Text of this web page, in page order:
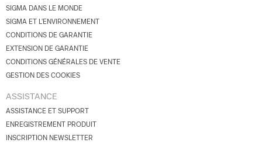
SIGMA DANS LE MONDE
SIGMA ET L'ENVIRONNEMENT
CONDITIONS DE GARANTIE
EXTENSION DE GARANTIE
CONDITIONS GÉNÉRALES DE VENTE
GESTION DES COOKIES
ASSISTANCE
ASSISTANCE ET SUPPORT
ENREGISTREMENT PRODUIT
INSCRIPTION NEWSLETTER